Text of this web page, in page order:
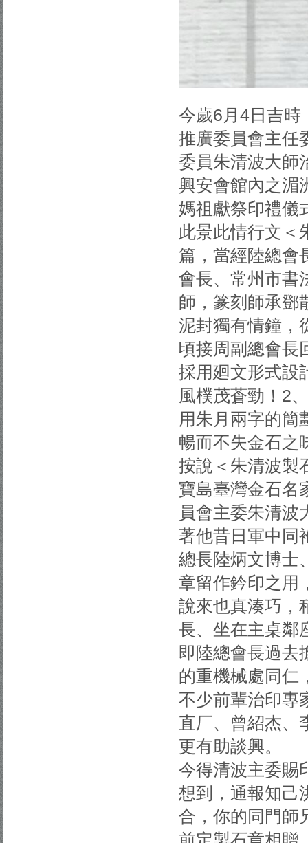
今歲6月4日吉時
推廣委員會主任
委員朱清波大師
興安會館內之湄
媽祖獻祭印禮儀
此景此情行文＜
篇，當經陸總會
會長、常州市書
師，篆刻師承鄧
泥封獨有情鐘，
頃接周副總會長
採用廻文形式設
風樸茂蒼勁！2
用朱月兩字的簡
暢而不失金石之
按說＜朱清波製
寶島臺灣金石名
員會主委朱清波
著他昔日軍中同
總長陸炳文博士
章留作鈐印之用
說來也真湊巧，
長、坐在主桌鄰
即陸總會長過去
的重機械處同仁
不少前輩治印專
直厂、曾紹杰、
更有助談興。
今得清波主委賜
想到，通報知己
合，你的同門師